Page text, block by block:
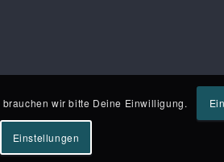
brauchen wir bitte Deine Einwilligung.
Einstellungen